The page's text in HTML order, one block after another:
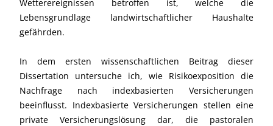
Wetterereignissen betroffen ist, welche die
Lebensgrundlage landwirtschaftlicher Haushalte
gefährden.
In dem ersten wissenschaftlichen Beitrag dieser
Dissertation untersuche ich, wie Risikoexposition die
Nachfrage nach indexbasierten Versicherungen
beeinflusst. Indexbasierte Versicherungen stellen eine
private Versicherungslösung dar, die pastoralen